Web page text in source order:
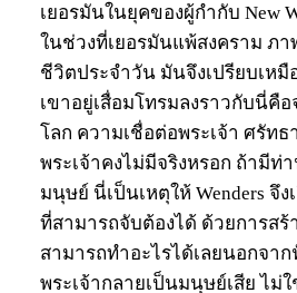
เยอรมันในยุคของผู้กำกับ New
ในช่วงที่เยอรมันแพ้สงคราม ภ
ชีวิตประจำวัน มันจึงเปรียบเห
เขาอยู่เสื่อมโทรมลงราวกับนี่คื
โลก ความเชื่อต่อพระเจ้า ศรัท
พระเจ้าคงไม่มีจริงหรอก ถ้ามีท่
มนุษย์ นี่เป็นเหตุให้ Wenders จึง
ที่สามารถจับต้องได้ ด้วยการสร้
สามารถทำอะไรได้เลยนอกจา
พระเจ้ากลายเป็นมนุษย์เสีย ไม่